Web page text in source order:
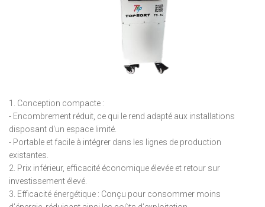
1. Conception compacte :
- Encombrement réduit, ce qui le rend adapté aux installations
disposant d'un espace limité.
- Portable et facile à intégrer dans les lignes de production
existantes.
2. Prix inférieur, efficacité économique élevée et retour sur
investissement élevé.
3. Efficacité énergétique : Conçu pour consommer moins